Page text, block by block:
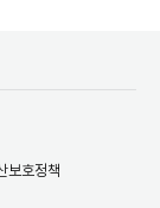
보호정책